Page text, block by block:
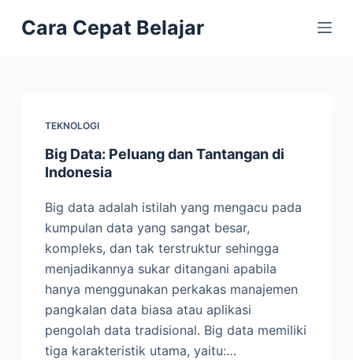
Cara Cepat Belajar
TEKNOLOGI
Big Data: Peluang dan Tantangan di
Indonesia
Big data adalah istilah yang mengacu pada
kumpulan data yang sangat besar,
kompleks, dan tak terstruktur sehingga
menjadikannya sukar ditangani apabila
hanya menggunakan perkakas manajemen
pangkalan data biasa atau aplikasi
pengolah data tradisional. Big data memiliki
tiga karakteristik utama, yaitu:…